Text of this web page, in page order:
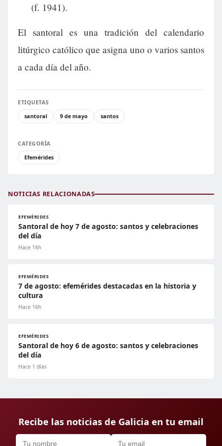
(f. 1941).
El santoral es una tradición del calendario
litúrgico católico que asigna uno o varios santos
a cada día del año.
ETIQUETAS
santoral
9 de mayo santos
CATEGORÍA
Efemérides
NOTICIAS RELACIONADAS
EFEMÉRIDES
Santoral de hoy 7 de agosto: santos y celebraciones
del día
Hace 16h
EFEMÉRIDES
7 de agosto: efemérides destacadas en la historia y
cultura
Hace 16h
EFEMÉRIDES
Santoral de hoy 6 de agosto: santos y celebraciones
del día
Hace 1 días
Recibe las noticias de Galicia en tu email